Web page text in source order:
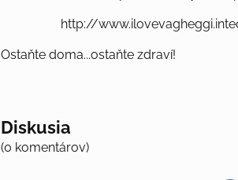
http://
Ostaňte doma...ostaňte zdraví!
Diskusia
(0 komentárov)